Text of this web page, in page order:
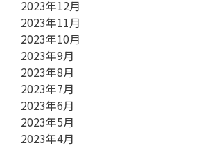
2023年12月
2023年11月
2023年10月
2023年9月
2023年8月
2023年7月
2023年6月
2023年5月
2023年4月